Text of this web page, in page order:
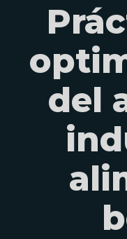
del